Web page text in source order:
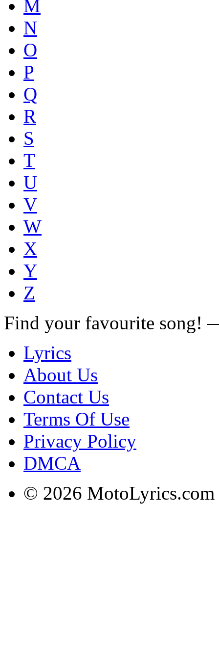
M
N
O
P
Q
R
S
T
U
V
W
X
Y
Z
Find your favourite song!
Lyrics
About Us
Contact Us
Terms Of Use
Privacy Policy
DMCA
© 2026 MotoLyrics.com